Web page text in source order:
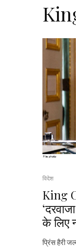
विदेश
King
के लिए
प्रिंस हैरी